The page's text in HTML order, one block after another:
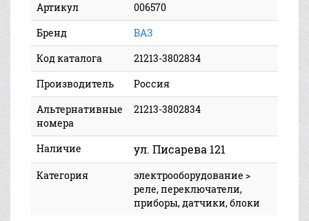
Артикул
006570
Бренд
ВАЗ
Код каталога
21213-3802834
Производитель
Россия
Альтернативные
номера
21213-3802834
Наличие ул. Писарева 121
Категория
электрооборудование >
реле, переключатели,
приборы, датчики, блоки